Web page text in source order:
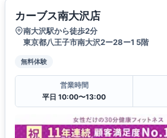
カーブス南大沢店
南大沢駅から徒歩2分
東京都八王子市南大沢2ー28ー1 5階
無料体験
営業時間
平日 10:00〜13:00